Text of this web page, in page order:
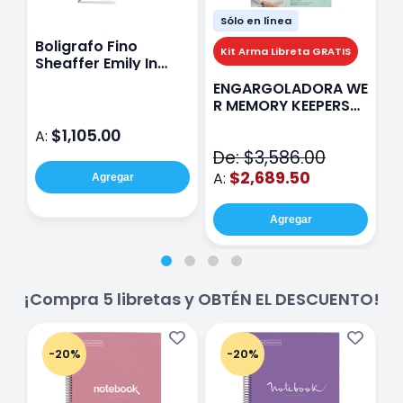
Boligrafo Fino
Sheaffer Emily In
A: $1,105.00
Agregar
Sólo en línea
Kit Arma Libreta GRATIS
ENGARGOLADORA WE
R MEMORY KEEPERS
De: $3,586.00
A: $2,689.50
Agregar
¡Compra 5 libretas y OBTÉN EL DESCUENTO!
-20% -20%